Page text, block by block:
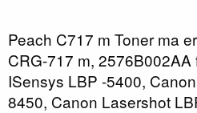
Peach C717 m Toner ma
CRG-717 m, 2576B002AA
ISensys LBP -5400,
8450, Canon Lasershot